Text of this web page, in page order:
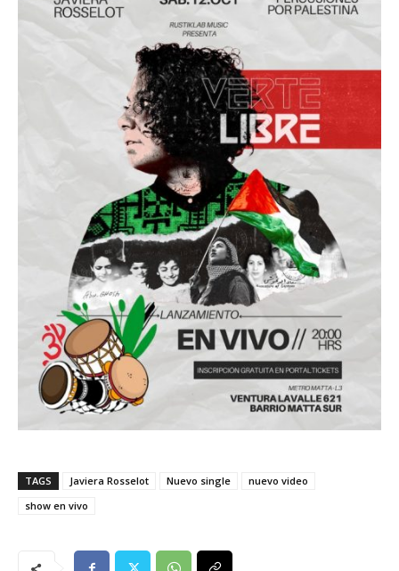
TAGS Javiera Rosselot Nuevo single
nuevo video
show en vivo